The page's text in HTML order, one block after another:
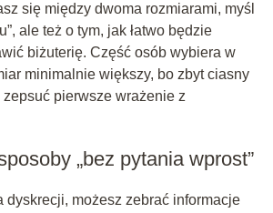
się między dwoma rozmiarami, myśl
ale też o tym, jak łatwo będzie
biżuterię. Część osób wybiera w
minimalnie większy, bo zbyt ciasny
pierwsze wrażenie z
„bez pytania wprost”
dyskrecji, możesz zebrać informacje